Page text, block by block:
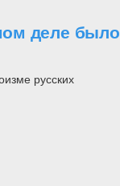
деле было
русских